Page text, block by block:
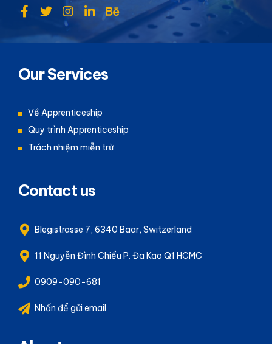
Our Services
Về Apprenticeship
Quy trình Apprenticeship
Trách nhiệm miễn trừ
Contact us
Blegistrasse 7, 6340 Baar, Switzerland
11 Nguyễn Đình Chiểu P. Đa Kao Q1 HCMC
0909-090-681
Nhấn để gửi email